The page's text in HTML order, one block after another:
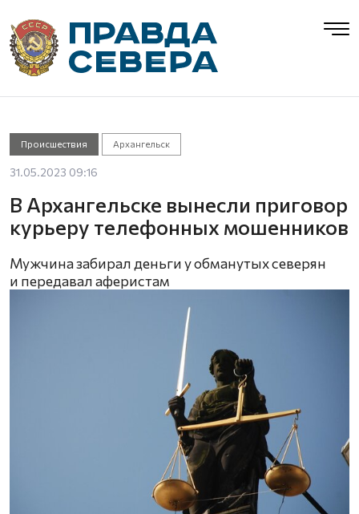
Происшествия Архангельск
31.05.2023 09:16
В Архангельске вынесли приговор
курьеру телефонных мошенников
Мужчина забирал деньги у обманутых северян
и передавал аферистам